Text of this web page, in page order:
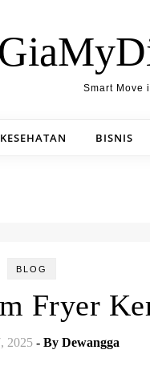
Smart Move
KESEHATAN BISNIS
BLOG
Fryer
2025 - By Dewangga